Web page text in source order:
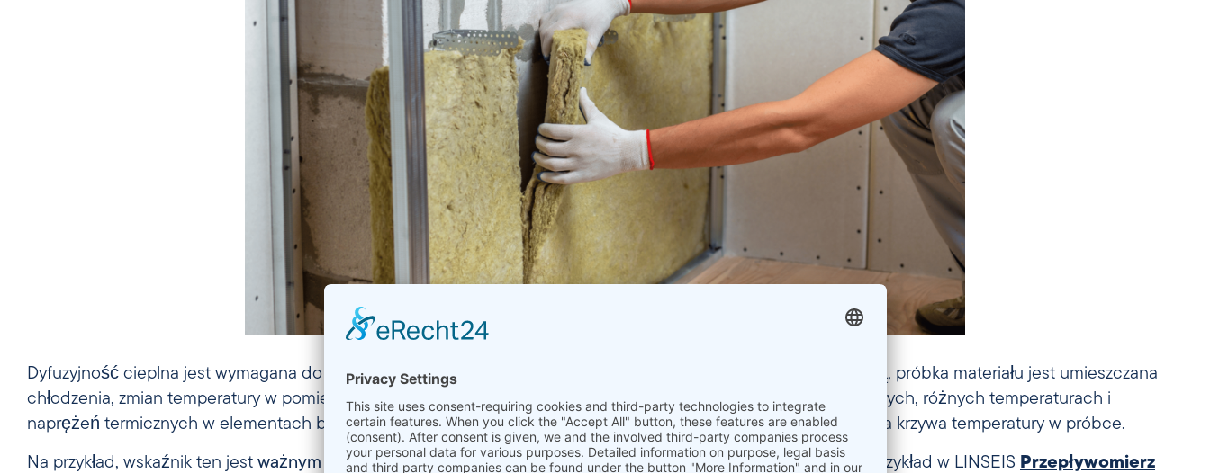
Dyfuzyjność cieplna jest wymagana do oceny procesów ogrzewania i
chłodzenia, zmian temperatury w pomieszczeniach mieszkalnych i
naprężeń termicznych w elementach budynku.
Na przykład, wskaźnik ten jest ważnym kryterium przy kategoryzacji
Aby zmierzyć dyfuzyjność cieplną, próbka materiału jest umieszczana
między dwoma elementami o stałych, różnych temperaturach i
analizowana jest lokalna i czasowa krzywa temperatury w próbce.
Elementy te można znaleźć na przykład w LINSEIS Przepływomierz